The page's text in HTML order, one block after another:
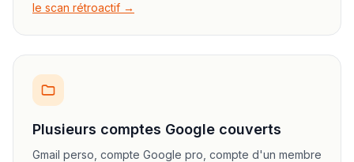
le scan rétroactif →
Plusieurs comptes Google couverts
Gmail perso, compte Google pro, compte d'un membre